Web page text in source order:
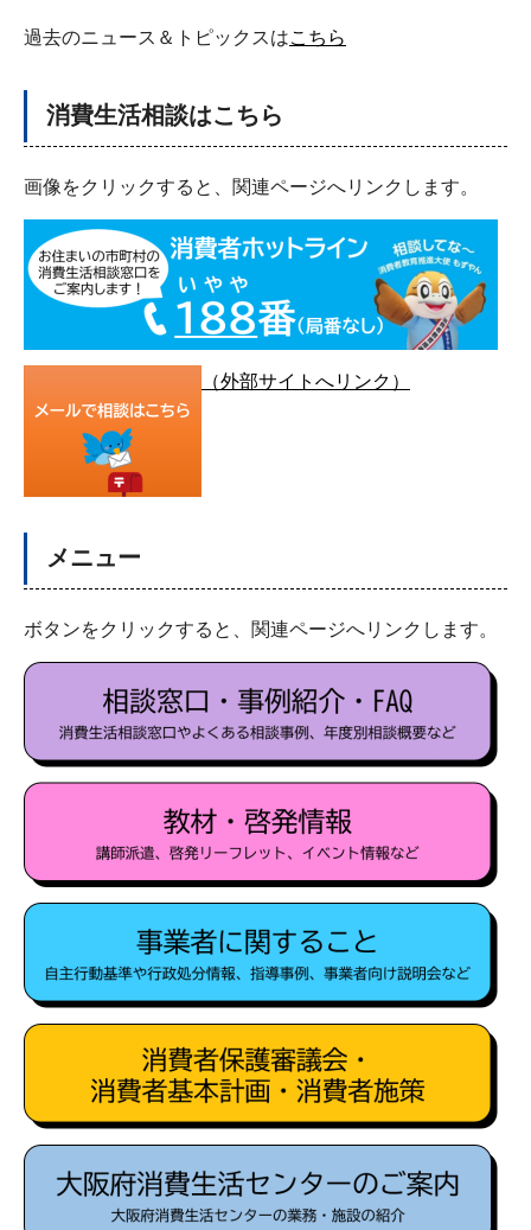
過去のニュース＆トピックスはこちら
消費生活相談はこちら
画像をクリックすると、関連ページへリンクします。
（外部サイトへリンク）
メニュー
ボタンをクリックすると、関連ページへリンクします。